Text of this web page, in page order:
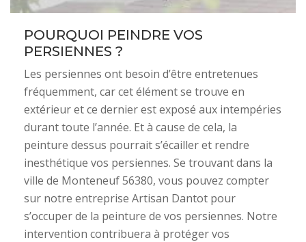
POURQUOI PEINDRE VOS
PERSIENNES ?
Les persiennes ont besoin d’être entretenues
fréquemment, car cet élément se trouve en
extérieur et ce dernier est exposé aux intempéries
durant toute l’année. Et à cause de cela, la
peinture dessus pourrait s’écailler et rendre
inesthétique vos persiennes. Se trouvant dans la
ville de Monteneuf 56380, vous pouvez compter
sur notre entreprise Artisan Dantot pour
s’occuper de la peinture de vos persiennes. Notre
intervention contribuera à protéger vos